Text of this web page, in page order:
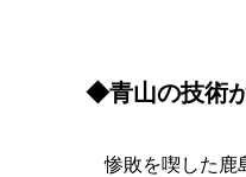
◆青山の技術
惨敗を喫した鹿